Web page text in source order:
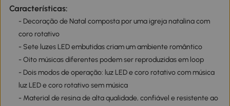
Características:
- Decoração de Natal composta por uma igreja natalina com
coro rotativo
- Sete luzes LED embutidas criam um ambiente romântico
- Oito músicas diferentes podem ser reproduzidas em loop
- Dois modos de operação: luz LED e coro rotativo com música
luz LED e coro rotativo sem música
- Material de resina de alta qualidade, confiável e resistente ao